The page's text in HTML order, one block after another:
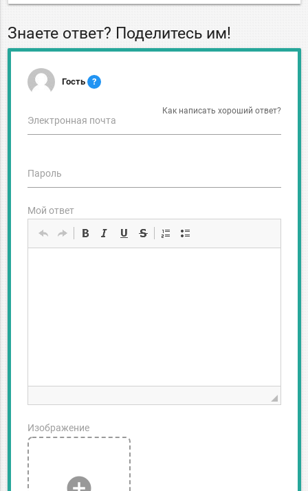
Знаете ответ? Поделитесь им!
Гость ?
Как написать хороший ответ?
Электронная почта
Пароль
Мой ответ
Изображение